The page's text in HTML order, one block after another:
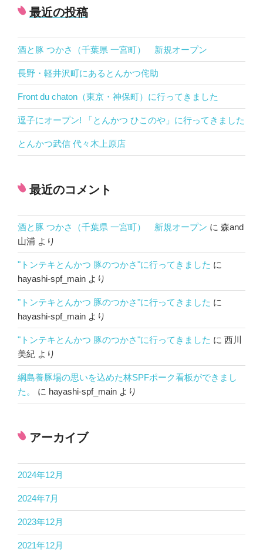
最近の投稿
酒と豚 つかさ（千葉県 一宮町） 新規オープン
長野・軽井沢町にあるとんかつ侘助
Front du chaton（東京・神保町）に行ってきました
逗子にオープン! 「とんかつ ひこのや」に行ってきました
とんかつ武信 代々木上原店
最近のコメント
酒と豚 つかさ（千葉県 一宮町） 新規オープン に 森and
山浦 より
"トンテキとんかつ 豚のつかさ"に行ってきました に
hayashi-spf_main より
"トンテキとんかつ 豚のつかさ"に行ってきました に
hayashi-spf_main より
"トンテキとんかつ 豚のつかさ"に行ってきました に 西川
美紀 より
綱島養豚場の思いを込めた林SPFポーク看板ができまし
た。
に hayashi-spf_main より
アーカイブ
2024年12月
2024年7月
2023年12月
2021年12月